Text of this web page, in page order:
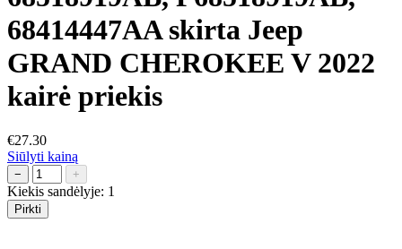
68414447AA skirta Jeep
GRAND CHEROKEE V 2022
kairė priekis
€27.30
Siūlyti kainą
− +
Kiekis sandėlyje: 1
Pirkti